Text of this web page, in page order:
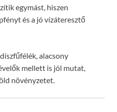
egymást, hiszen
és a jó vízáteresztő
alacsony
mellett is jól mutat,
növényzetet.